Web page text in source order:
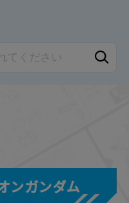
ンガンダム